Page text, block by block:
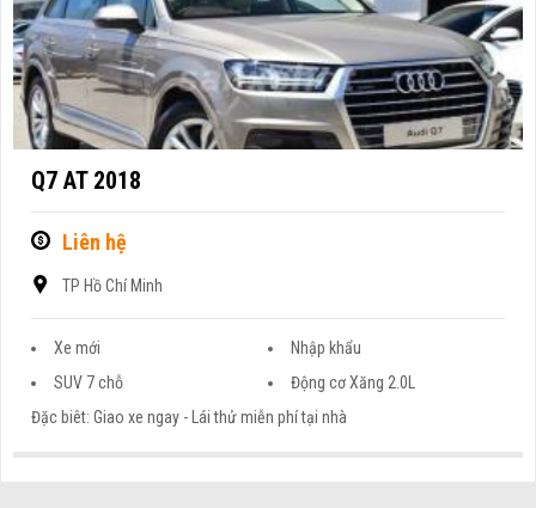
Q7 AT 2018
Liên hệ
TP Hồ Chí Minh
Xe mới
Nhập khẩu
SUV 7 chỗ
Động cơ Xăng 2.0L
Đặc biêt: Giao xe ngay - Lái thử miễn phí tại nhà